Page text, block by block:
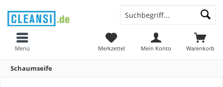
Warenkorb
Merkzettel Mein Konto
Menü
Schaumseife